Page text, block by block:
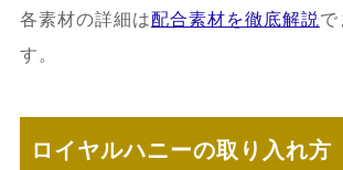
各素材の詳細は配合素材を徹底解説 で
す。
ロイヤルハニーの取り入れ方